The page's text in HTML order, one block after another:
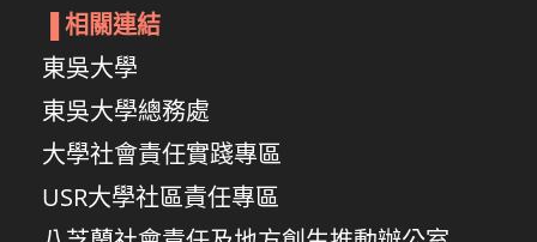
相關連結
東吳大學
東吳大學總務處
大學社會責任實踐專區
USR大學社區責任專區